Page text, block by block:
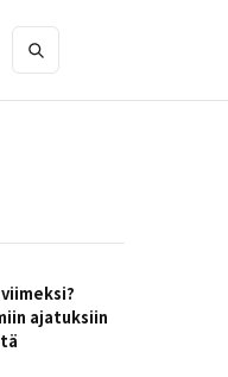
ajatuksiin